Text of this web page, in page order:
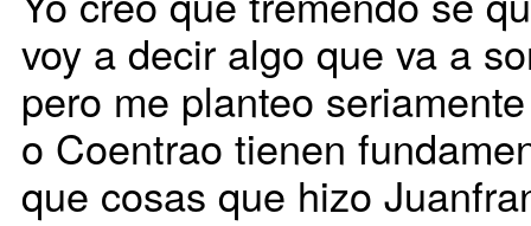
voy a decir algo que va a
pero me planteo
o Coentrao tienen
que cosas que hizo